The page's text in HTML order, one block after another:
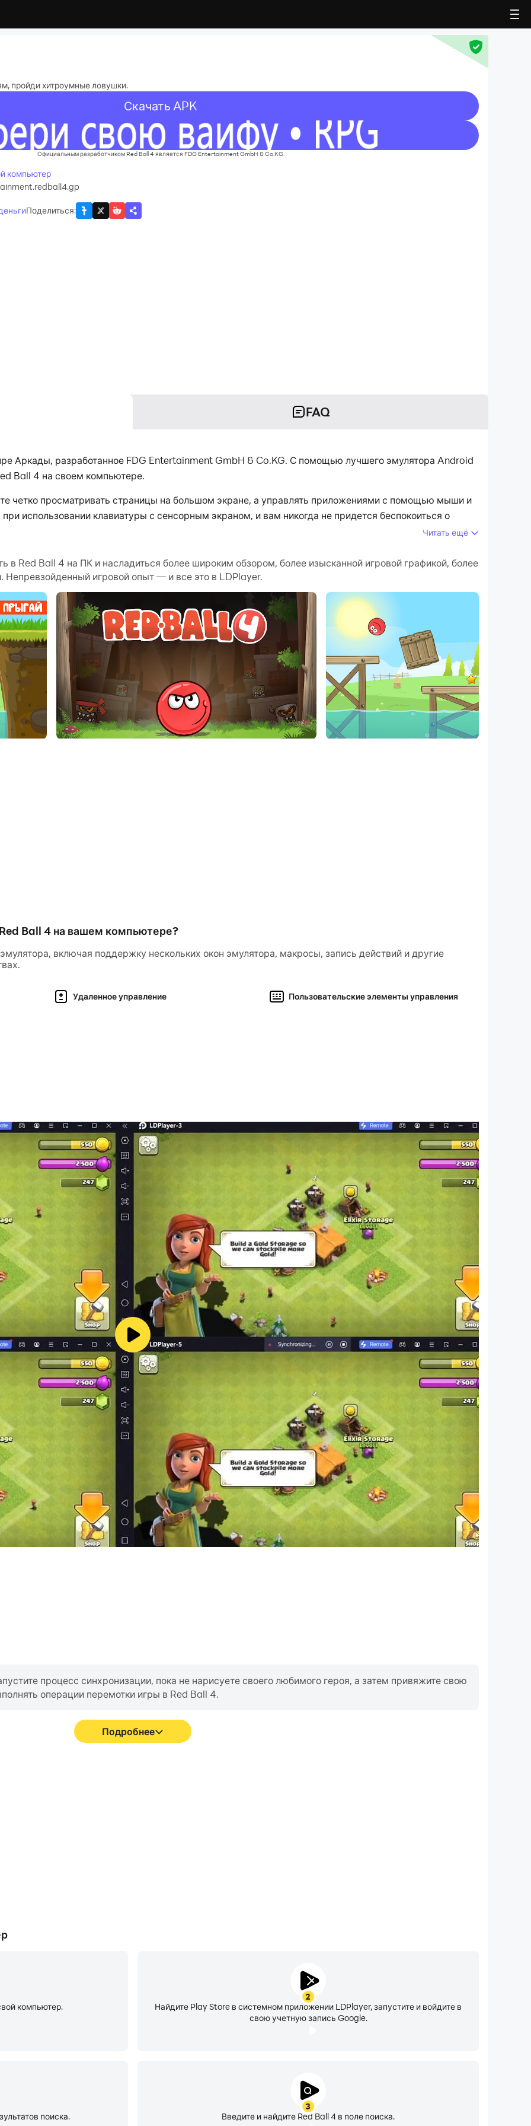
пройди хитроумные ловушки.
Скачать APK
Официальным разработчиком Red Ball 4 является FDG Entertainment GmbH & Co.KG.
компьютер
Поделиться:
FAQ
Аркады, разработанное FDG Entertainment GmbH & Co.KG. С помощью лучшего эмулятора Android
Ball 4 на своем компьютере.
четко просматривать страницы на большом экране, а управлять приложениями с помощью мыши и
использовании клавиатуры с сенсорным экраном, и вам никогда не придется беспокоиться о
синхронизации вы даже можете запускать несколько приложений и учетных записей на своем ПК.
видео и файлами.
компьютере. Наслаждайтесь большим экраном и качеством высокой четкости версии для ПК!
шарик спешит на помощь!
хитроумные ловушки и задай жару врагам.
Читать ещё
в Red Ball 4 на ПК и насладиться более широким обзором, более изысканной игровой графикой, более
игровой опыт — и все это в LDPlayer.
Ball 4 на вашем компьютере?
включая поддержку нескольких окон эмулятора, макросы, запись действий и другие
Удаленное управление Пользовательские элементы управления
процесс синхронизации, пока не нарисуете своего любимого героя, а затем привяжите свою
операции перемотки игры в Red Ball 4.
Подробнее
компьютер.
2
Найдите Play Store в системном приложении LDPlayer, запустите и войдите в
свою учетную запись Google.
3
Введите и найдите Red Ball 4 в поле поиска.
поиска.